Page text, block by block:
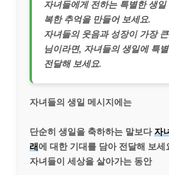
자녀들에게 전하는 특별한 생일
복한 추억을 만들어 보세요.
자녀들의 웃음과 성장이 가장
님이라면, 자녀들의 생일에 특
전달해 보세요.
자녀들의 생일 메시지에는
단순히 생일을 축하하는 말보다자
래 에 대한 기대를 담아 전달해 보세
자녀들이 세상을 살아가는 동안